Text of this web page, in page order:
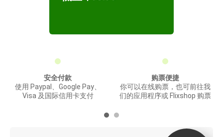
安全付款
使用 Paypal、Google Pay、
Visa 及国际信用卡支付
购票便捷
你可以在线购票，也可前往我
们的应用程序或 Flixshop 购票